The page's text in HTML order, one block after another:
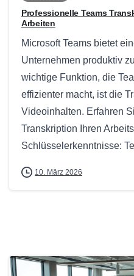
Professionelle Teams
Arbeiten
Microsoft Teams bietet
Unternehmen produktiv
wichtige Funktion, die
effizienter macht, ist die
Videoinhalten. Erfahren
Transkription Ihren
Schlüsselerkenntnisse:
10. März 2026